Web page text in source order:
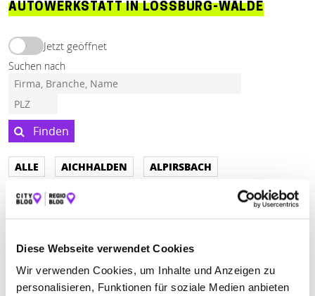
Diese Webseite verwendet Cookies
Wir verwenden Cookies, um Inhalte und Anzeigen zu
personalisieren, Funktionen für soziale Medien anbieten
AUTOWERKSTATT IN LOSSBURG-WÄLDE
Jetzt geöffnet
Suchen nach
Finden
ALLE AICHHALDEN
ALPIRSBACH
ALTENSTEIG
APPENWEIER
BAD TEINACH-ZAVELSTEIN-SOMMENHARDT
BAD WILDBAD
BAIERSBRONN
CALW
CALW-STAMMHEIM
DEISSLINGEN